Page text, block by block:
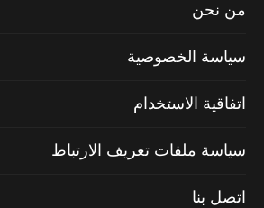
من نحن
سياسة الخصوصية
اتفاقية الاستخدام
سياسة ملفات تعريف الارتباط
اتصل بنا